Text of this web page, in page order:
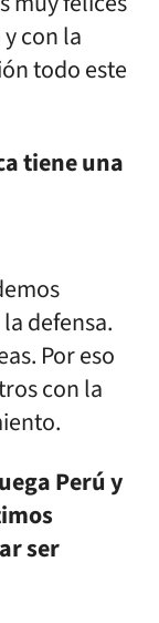
con la
todo este
tiene una
defensa.
Por eso
con la
Perú y
ser